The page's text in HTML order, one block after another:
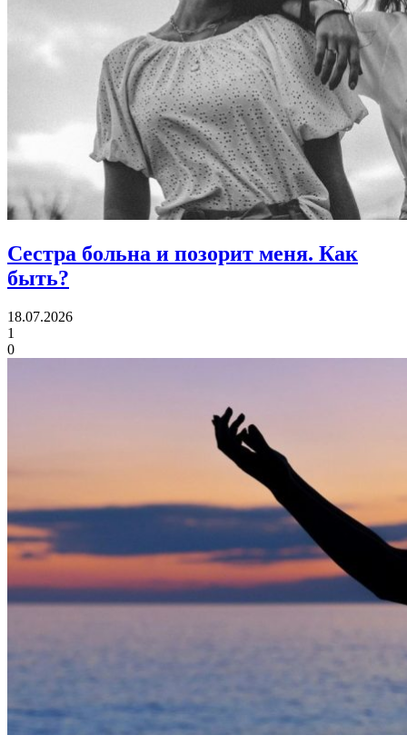
Сестра больна и позорит меня. Как
быть?
18.07.2026
1
0